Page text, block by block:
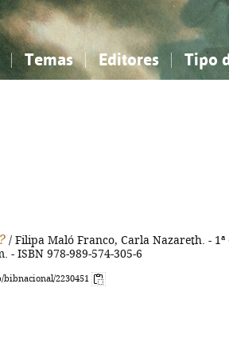
Temas Editores Tipo
/ Filipa Maló Franco, Carla Nazareth. - 1ª
- ISBN 978-989-574-305-6
2230451